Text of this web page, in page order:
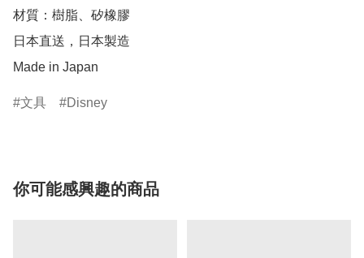
材質：樹脂、矽橡膠
日本直送，日本製造
Made in Japan
文具 Disney
你可能感興趣的商品